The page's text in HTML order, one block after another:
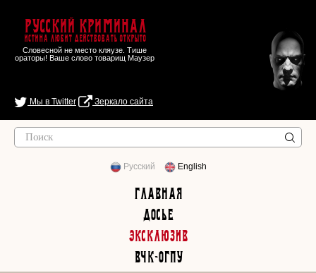
Русский Криминал
Истина любит действовать открыто
Словесной не место кляузе. Тише
ораторы! Ваше слово товарищ Маузер
Мы в Twitter Зеркало сайта
Русский English
Главная
Досье
Эксклюзив
ВЧК-ОГПУ